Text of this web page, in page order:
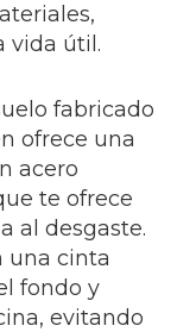
vida útil.
fabricado
ofrece una
acero
te ofrece
al desgaste.
una cinta
fondo y
evitando